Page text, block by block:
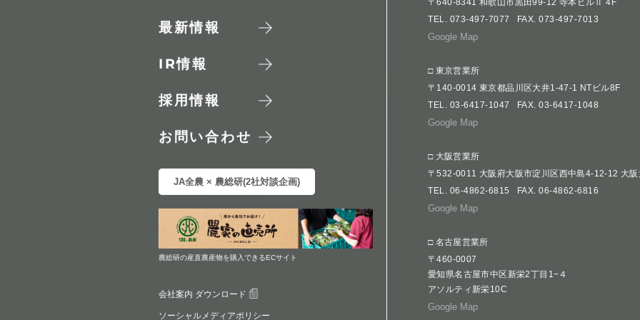
最新情報
IR情報
採用情報
お問い合わせ
JA全農 × 農総研(2社対談企画)
農総研の産直農産物を購入できるECサイト
会社案内 ダウンロード
ソーシャルメディアポリシー
TEL. 073-497-7077 FAX. 073-497-7013
Google Map
□ 東京営業所
〒140-0014 東京都品川区大井1-47-1 NTビル8F
TEL. 03-6417-1047 FAX. 03-6417-1048
Google Map
□ 大阪営業所
〒532-0011 大阪府大阪市淀川区西中島4-12-12 大
TEL. 06-4862-6815 FAX. 06-4862-6816
Google Map
□ 名古屋営業所
〒460-0007
愛知県名古屋市中区新栄2丁目1−４
アソルティ新栄10C
Google Map